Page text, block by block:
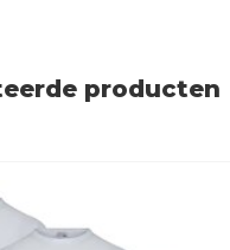
producten